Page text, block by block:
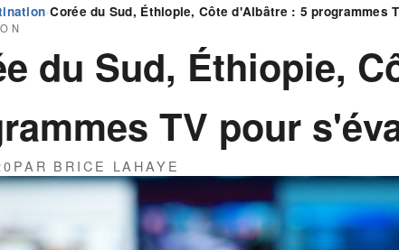
›Corée du Sud, Éthiopie, Côte d'Albâtre : 5 programmes
du Sud, Éthiopie,
TV pour
PAR BRICE LAHAYE